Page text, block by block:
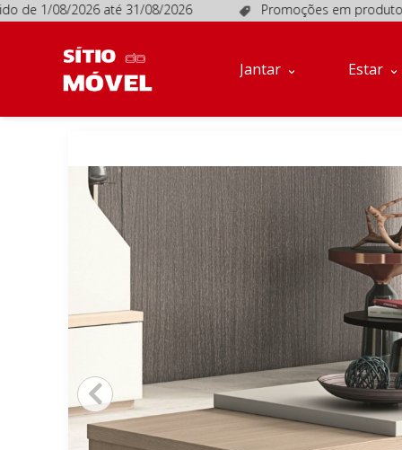
1/08/2026 até 31/08/2026 Promoções em produtos
Jantar Estar
Jantar
Estar
Móveis
Descanso